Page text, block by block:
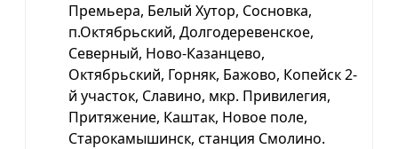
Премьера, Белый Хутор, Сосновка,
п.Октябрьский, Долгодеревенское,
Северный, Ново-Казанцево,
Октябрьский, Горняк, Бажово, Копейск 2-
й участок, Славино, мкр. Привилегия,
Притяжение, Каштак, Новое поле,
Старокамышинск, станция Смолино.